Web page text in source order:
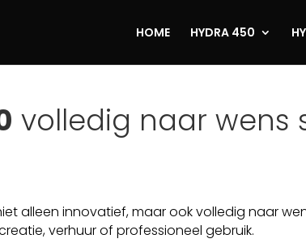
HOME HYDRA 450
volledig naar wens
alleen innovatief, maar ook volledig naar
verhuur of professioneel gebruik.